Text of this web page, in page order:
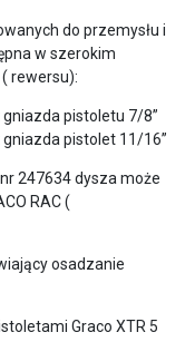
do przemysłu i
w szerokim
rewersu):
gniazda pistoletu 7/8”
gniazda pistolet 11/16”
247634 dysza może
RAC (
osadzanie
Graco XTR 5